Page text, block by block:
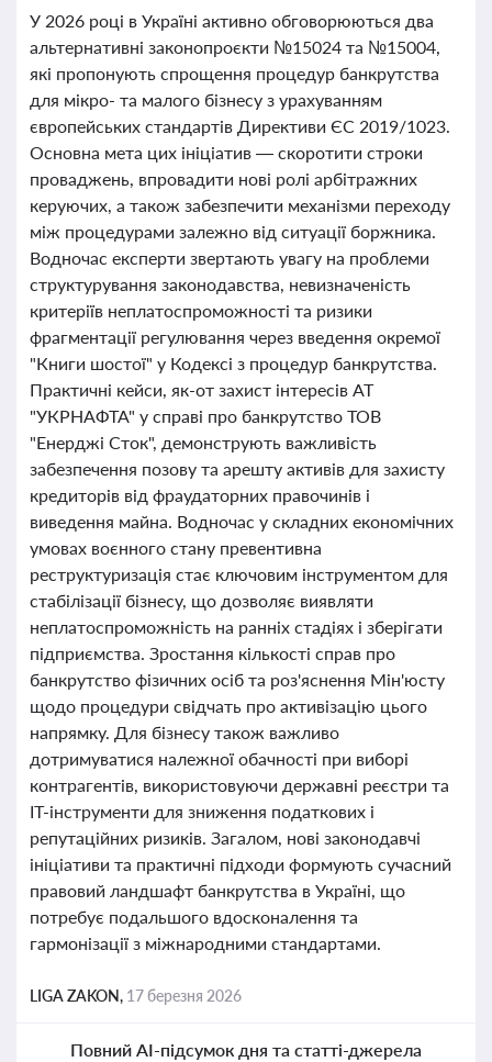
У 2026 році в Україні активно обговорюються два
альтернативні законопроєкти №15024 та №15004,
які пропонують спрощення процедур банкрутства
для мікро- та малого бізнесу з урахуванням
європейських стандартів Директиви ЄС 2019/1023.
Основна мета цих ініціатив — скоротити строки
проваджень, впровадити нові ролі арбітражних
керуючих, а також забезпечити механізми переходу
між процедурами залежно від ситуації боржника.
Водночас експерти звертають увагу на проблеми
структурування законодавства, невизначеність
критеріїв неплатоспроможності та ризики
фрагментації регулювання через введення окремої
"Книги шостої" у Кодексі з процедур банкрутства.
Практичні кейси, як-от захист інтересів АТ
"УКРНАФТА" у справі про банкрутство ТОВ
"Енерджі Сток", демонструють важливість
забезпечення позову та арешту активів для захисту
кредиторів від фраудаторних правочинів і
виведення майна. Водночас у складних економічних
умовах воєнного стану превентивна
реструктуризація стає ключовим інструментом для
стабілізації бізнесу, що дозволяє виявляти
неплатоспроможність на ранніх стадіях і зберігати
підприємства. Зростання кількості справ про
банкрутство фізичних осіб та роз'яснення Мін'юсту
щодо процедури свідчать про активізацію цього
напрямку. Для бізнесу також важливо
дотримуватися належної обачності при виборі
контрагентів, використовуючи державні реєстри та
IT-інструменти для зниження податкових і
репутаційних ризиків. Загалом, нові законодавчі
ініціативи та практичні підходи формують сучасний
правовий ландшафт банкрутства в Україні, що
потребує подальшого вдосконалення та
гармонізації з міжнародними стандартами.
LIGA ZAKON, 17 березня 2026
Повний AI-підсумок дня та статті-джерела